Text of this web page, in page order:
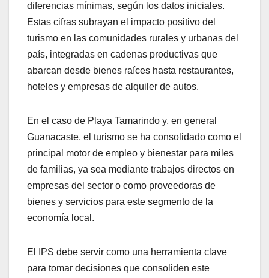
diferencias mínimas, según los datos iniciales.
Estas cifras subrayan el impacto positivo del
turismo en las comunidades rurales y urbanas del
país, integradas en cadenas productivas que
abarcan desde bienes raíces hasta restaurantes,
hoteles y empresas de alquiler de autos.
En el caso de Playa Tamarindo y, en general
Guanacaste, el turismo se ha consolidado como el
principal motor de empleo y bienestar para miles
de familias, ya sea mediante trabajos directos en
empresas del sector o como proveedoras de
bienes y servicios para este segmento de la
economía local.
El IPS debe servir como una herramienta clave
para tomar decisiones que consoliden este